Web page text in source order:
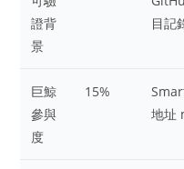
證背
景
目記
巨鯨
參與
度
15%
地址